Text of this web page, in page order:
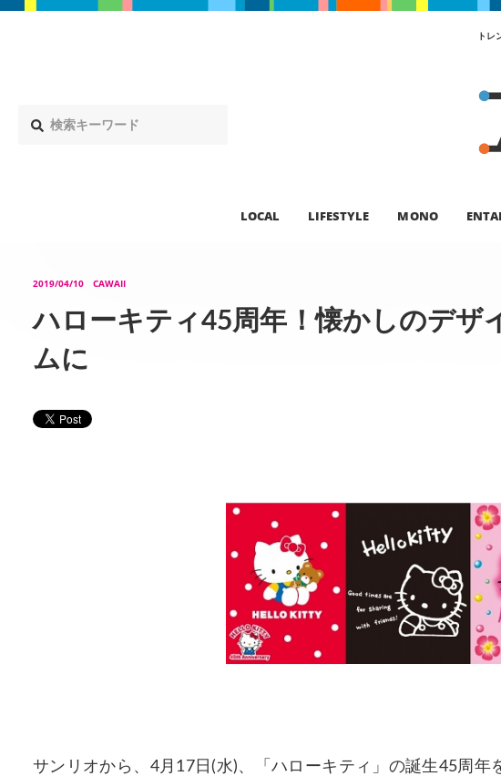
トレ
LOCAL LIFESTYLE MONO
2019/04/10 CAWAII
ハローキティ45周年！懐かしのデザ
ムに
サンリオから、4月17日(水)、「ハローキティ」の誕生45周年